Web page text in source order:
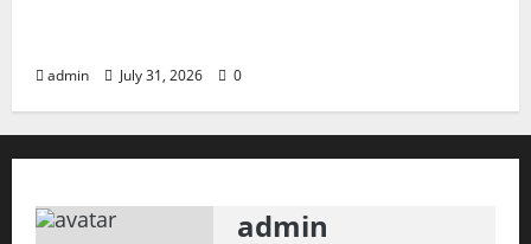
admin July 31, 2026 0
admin